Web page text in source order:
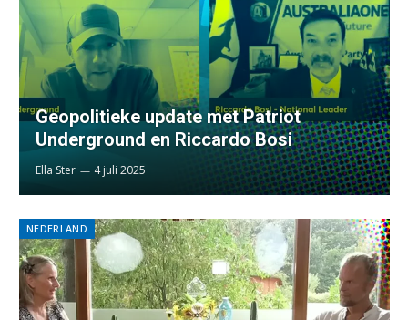
Geopolitieke update met Patriot
Underground en Riccardo Bosi
Ella Ster 4 juli 2025
NEDERLAND